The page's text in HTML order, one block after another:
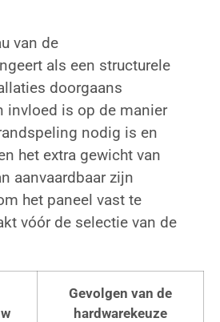
van de
als een structurele
doorgaans
invloed is op de manier
nodig is en
het extra gewicht van
aanvaardbaar zijn
het paneel vast te
vóór de selectie van de
Gevolgen van de
hardwarekeuze